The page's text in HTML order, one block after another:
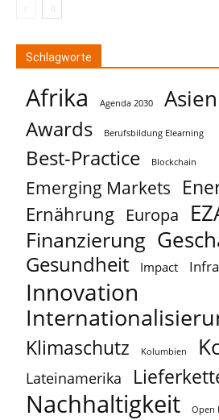
Schlagworte
Afrika Agenda 2030 Asien
Awards Berufsbildung Elearning
Best-Practice Blockchain
Emerging Markets
Ernährung Europa
Finanzierung
Gesundheit Impact
Innovation
Klimaschutz Kolumbien
Lateinamerika
Nachhaltigkeit Open